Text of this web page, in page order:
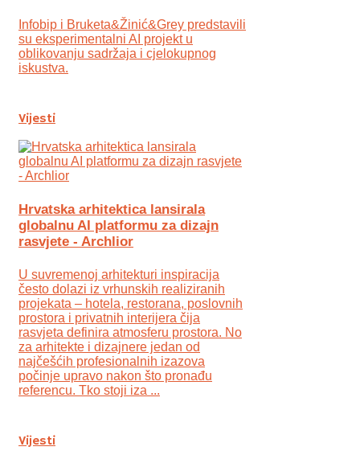
Infobip i Bruketa&Žinić&Grey predstavili
su eksperimentalni AI projekt u
oblikovanju sadržaja i cjelokupnog
iskustva.
Vijesti
Hrvatska arhitektica lansirala
globalnu AI platformu za dizajn
rasvjete - Archlior
U suvremenoj arhitekturi inspiracija
često dolazi iz vrhunskih realiziranih
projekata – hotela, restorana, poslovnih
prostora i privatnih interijera čija
rasvjeta definira atmosferu prostora. No
za arhitekte i dizajnere jedan od
najčešćih profesionalnih izazova
počinje upravo nakon što pronađu
referencu. Tko stoji iza ...
Vijesti